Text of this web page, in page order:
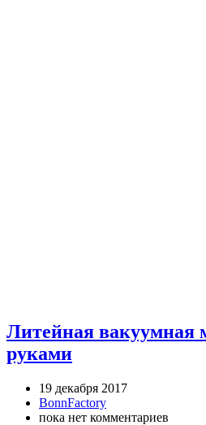
Литейная вакуумная
руками
19 декабря 2017
BonnFactory
пока нет комментариев